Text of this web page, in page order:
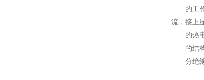
的工
流，接上
的热
的结
分绝